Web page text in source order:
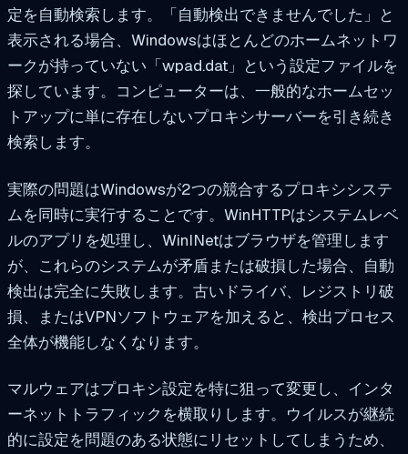
定を自動検索します。「自動検出できませんでした」と
表示される場合、Windowsはほとんどのホームネットワ
ークが持っていない「wpad.dat」という設定ファイルを
探しています。コンピューターは、一般的なホームセッ
トアップに単に存在しないプロキシサーバーを引き続き
検索します。
実際の問題はWindowsが2つの競合するプロキシシステ
ムを同時に実行することです。WinHTTPはシステムレベ
ルのアプリを処理し、WinINetはブラウザを管理します
が、これらのシステムが矛盾または破損した場合、自動
検出は完全に失敗します。古いドライバ、レジストリ破
損、またはVPNソフトウェアを加えると、検出プロセス
全体が機能しなくなります。
マルウェアはプロキシ設定を特に狙って変更し、インタ
ーネットトラフィックを横取りします。ウイルスが継続
的に設定を問題のある状態にリセットしてしまうため、